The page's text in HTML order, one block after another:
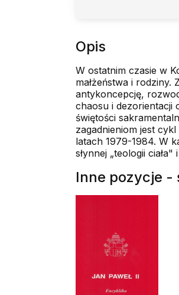
Opis
W ostatnim czasie w
małżeństwa i
antykoncepcję,
chaosu i
świętości
zagadnieniom jest
latach 1979-1984. W
słynnej „teologii
Inne pozycje -